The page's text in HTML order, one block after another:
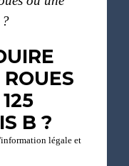
B ?
légale et